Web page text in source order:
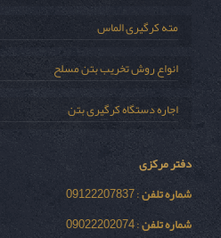
مته کرگیری الماس
انواع روش تخریب بتن مسلح
اجاره دستگاه کرگیری بتن
دفتر مرکزی
شماره تلفن: 09122207837
شماره تلفن: 09022202074